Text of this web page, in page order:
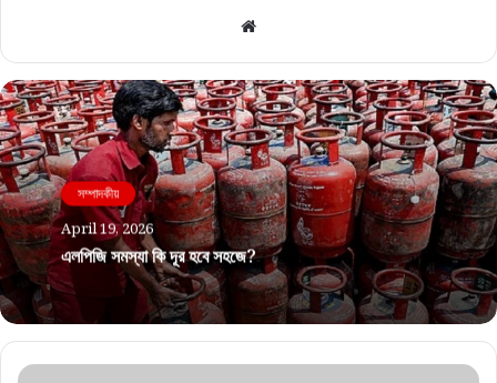
Website
সম্পাদকীয়
April 19, 2026
এলপিজি সমস্যা কি দূর হবে সহজে?